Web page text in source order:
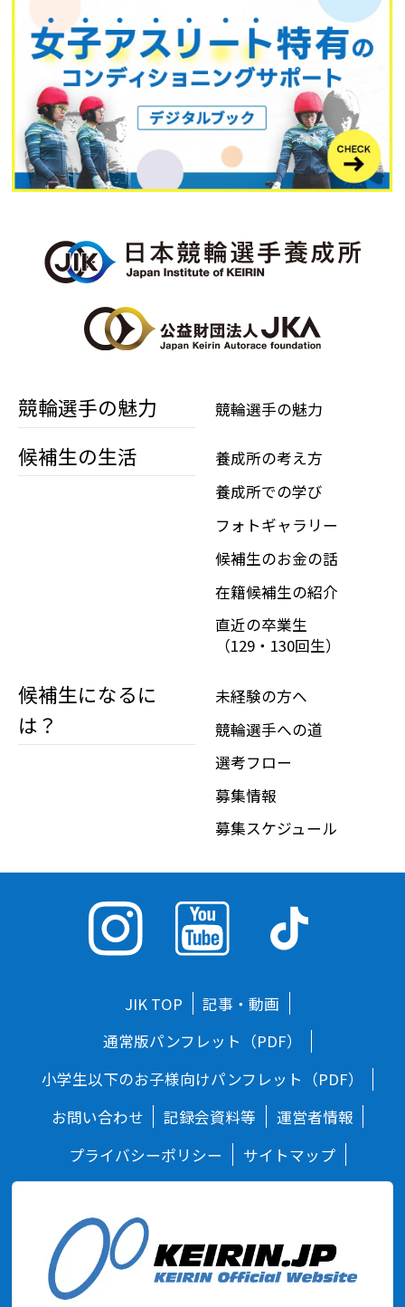
競輪選手の魅力 競輪選手の魅力
候補生の生活
養成所の考え方
養成所での学び
フォトギャラリー
候補生のお金の話
在籍候補生の紹介
直近の卒業生
（129・130回生）
候補生になるに
は？
未経験の方へ
競輪選手への道
選考フロー
募集情報
募集スケジュール
JIK TOP
記事・動画
通常版パンフレット（PDF）
小学生以下のお子様向けパンフレット（PDF）
お問い合わせ
記録会資料等
運営者情報
プライバシーポリシー
サイトマップ